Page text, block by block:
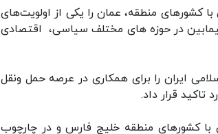
کشورهای منطقه، عمان را یکی از اولویت‌های
در حوزه های مختلف سیاسی، اقتصادی
ایران را برای همکاری در عرصه حمل ونقل
تاکید قرار داد.
با کشورهای منطقه خلیج فارس و در چارچوب